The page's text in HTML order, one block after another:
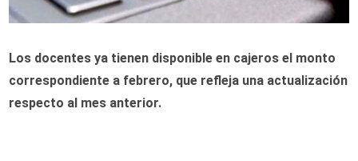
Los docentes ya tienen disponible en cajeros el monto
correspondiente a febrero, que refleja una actualización
respecto al mes anterior.